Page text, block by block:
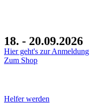
18. - 20.09.2026
Hier geht's zur Anmeldung
Zum Shop
Helfer werden